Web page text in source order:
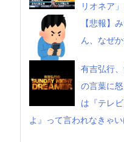
リオネア
【悲報】
ん、なぜ
有吉弘行
の言葉に
は『テレ
よ』って言われなきゃい